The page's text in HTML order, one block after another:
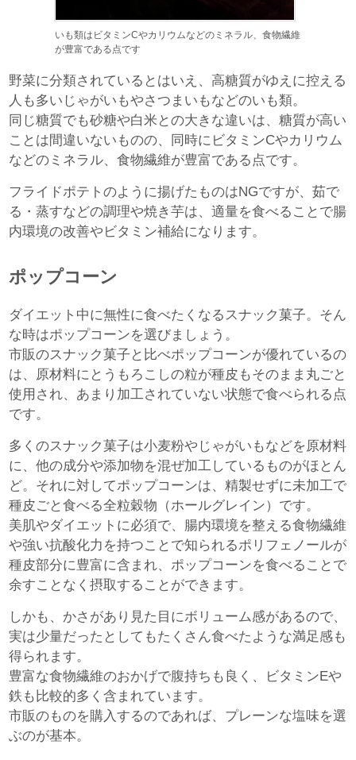
いも類はビタミンCやカリウムなどのミネラル、食物繊維
が豊富である点です
野菜に分類されているとはいえ、高糖質がゆえに控える
人も多いじゃがいもやさつまいもなどのいも類。
同じ糖質でも砂糖や白米との大きな違いは、糖質が高い
ことは間違いないものの、同時にビタミンCやカリウム
などのミネラル、食物繊維が豊富である点です。
フライドポテトのように揚げたものはNGですが、茹で
る・蒸すなどの調理や焼き芋は、適量を食べることで腸
内環境の改善やビタミン補給になります。
ポップコーン
ダイエット中に無性に食べたくなるスナック菓子。そん
な時はポップコーンを選びましょう。
市販のスナック菓子と比べポップコーンが優れているの
は、原材料にとうもろこしの粒が種皮もそのまま丸ごと
使用され、あまり加工されていない状態で食べられる点
です。
多くのスナック菓子は小麦粉やじゃがいもなどを原材料
に、他の成分や添加物を混ぜ加工しているものがほとん
ど。それに対してポップコーンは、精製せずに未加工で
種皮ごと食べる全粒穀物（ホールグレイン）です。
美肌やダイエットに必須で、腸内環境を整える食物繊維
や強い抗酸化力を持つことで知られるポリフェノールが
種皮部分に豊富に含まれ、ポップコーンを食べることで
余すことなく摂取することができます。
しかも、かさがあり見た目にボリューム感があるので、
実は少量だったとしてもたくさん食べたような満足感も
得られます。
豊富な食物繊維のおかげで腹持ちも良く、ビタミンEや
鉄も比較的多く含まれています。
市販のものを購入するのであれば、プレーンな塩味を選
ぶのが基本。